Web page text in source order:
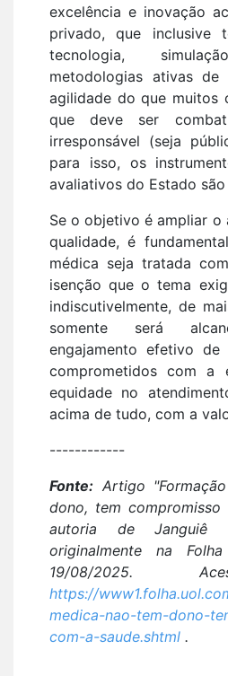
excelência e inovação
privado, que inclusive
tecnologia,
metodologias ativas
agilidade do que muitos
que deve ser
irresponsável (seja
para isso, os
avaliativos do Estado são
Se o objetivo é ampliar o
qualidade, é
médica seja tratada
isenção que o tema
indiscutivelmente, de
somente será
engajamento efetivo
comprometidos com a
equidade no
acima de tudo, com a
------------
Fonte: Artigo
dono, tem
autoria de Janguiê
originalmente na
19/08/2025.
https://
medica-nao-tem-dono-
com-a-saude.shtml .